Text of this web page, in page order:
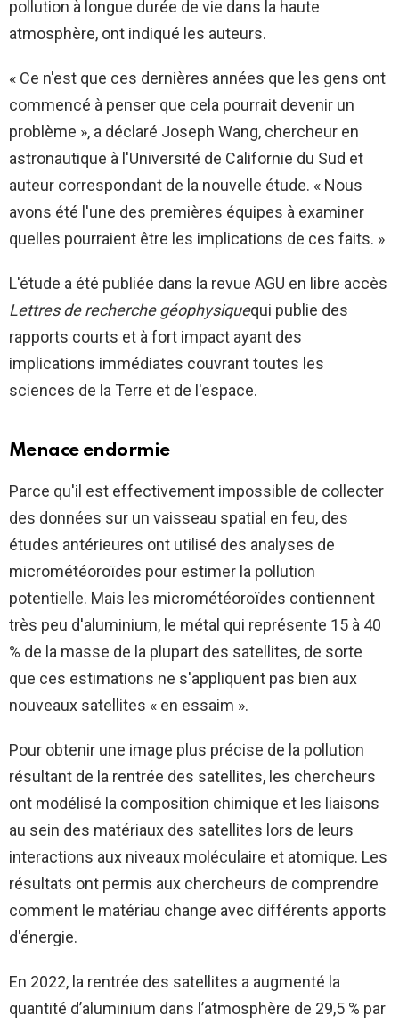
pollution à longue durée de vie dans la haute
atmosphère, ont indiqué les auteurs.
« Ce n'est que ces dernières années que les gens ont
commencé à penser que cela pourrait devenir un
problème », a déclaré Joseph Wang, chercheur en
astronautique à l'Université de Californie du Sud et
auteur correspondant de la nouvelle étude. « Nous
avons été l'une des premières équipes à examiner
quelles pourraient être les implications de ces faits. »
L'étude a été publiée dans la revue AGU en libre accès
Lettres de recherche géophysiquequi publie des
rapports courts et à fort impact ayant des
implications immédiates couvrant toutes les
sciences de la Terre et de l'espace.
Menace endormie
Parce qu'il est effectivement impossible de collecter
des données sur un vaisseau spatial en feu, des
études antérieures ont utilisé des analyses de
micrométéoroïdes pour estimer la pollution
potentielle. Mais les micrométéoroïdes contiennent
très peu d'aluminium, le métal qui représente 15 à 40
% de la masse de la plupart des satellites, de sorte
que ces estimations ne s'appliquent pas bien aux
nouveaux satellites « en essaim ».
Pour obtenir une image plus précise de la pollution
résultant de la rentrée des satellites, les chercheurs
ont modélisé la composition chimique et les liaisons
au sein des matériaux des satellites lors de leurs
interactions aux niveaux moléculaire et atomique. Les
résultats ont permis aux chercheurs de comprendre
comment le matériau change avec différents apports
d'énergie.
En 2022, la rentrée des satellites a augmenté la
quantité d’aluminium dans l’atmosphère de 29,5 % par